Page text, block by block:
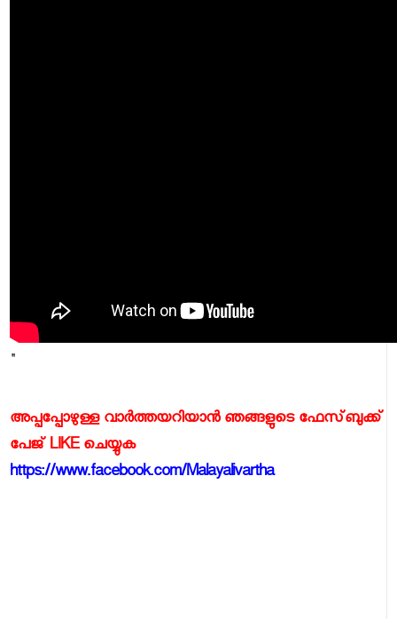
"
അപ്പപ്പോഴുള്ള വാര്‍ത്തയറിയാന്‍ ഞങ്ങളുടെ ഫേസ്‌ബുക്ക്‌
പേജ് LIKE ചെയ്യുക
https://www.facebook.com/Malayalivartha